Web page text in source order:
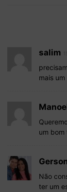
salim
mais
um bom
Não
ter um